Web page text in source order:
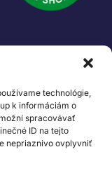
technológie,
k informáciám o
spracovávať
ID na tejto
nepriaznivo ovplyvniť
Group. ©2026 The